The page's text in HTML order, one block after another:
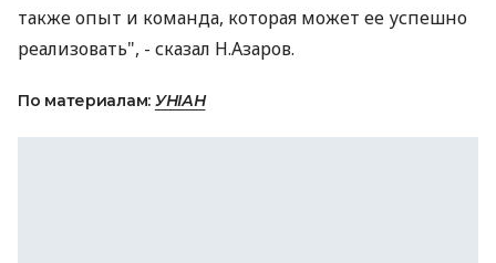
также опыт и команда, которая может ее успешно
реализовать", - сказал Н.Азаров.
По материалам: УНІАН